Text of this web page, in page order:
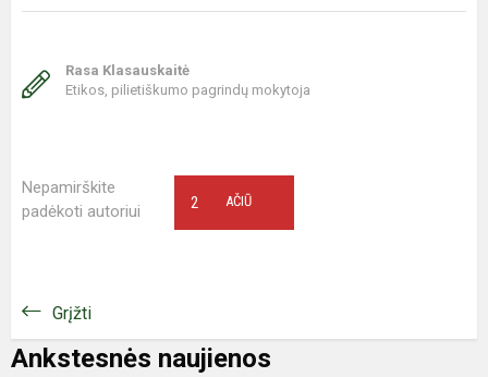
Rasa Klasauskaitė
Etikos, pilietiškumo pagrindų mokytoja
Nepamirškite
padėkoti autoriui
AČIŪ
2
Grįžti
Ankstesnės naujienos